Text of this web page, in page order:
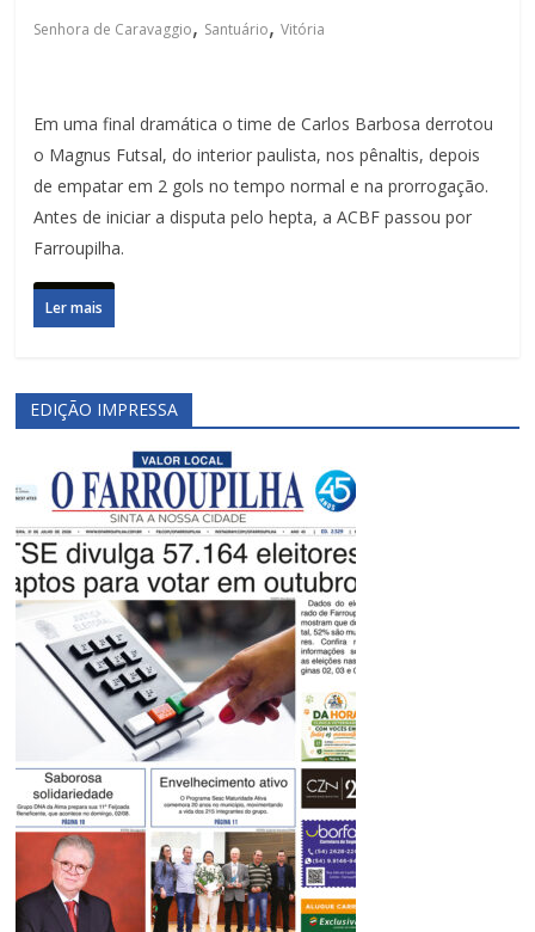
Senhora de Caravaggio, Santuário,Vitória
Em uma final dramática o time de Carlos Barbosa derrotou
o Magnus Futsal, do interior paulista, nos pênaltis, depois
de empatar em 2 gols no tempo normal e na prorrogação.
Antes de iniciar a disputa pelo hepta, a ACBF passou por
Farroupilha.
Ler mais
EDIÇÃO IMPRESSA